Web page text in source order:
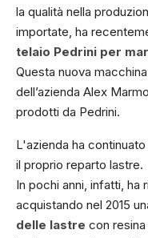
la qualità nella
importate, ha
telaio Pedrini per
Questa nuova
dell’azienda Alex
prodotti da Pedrini.
L'azienda ha
il proprio reparto lastre.
In pochi anni, infatti, ha
acquistando nel 2015
delle lastre con resina